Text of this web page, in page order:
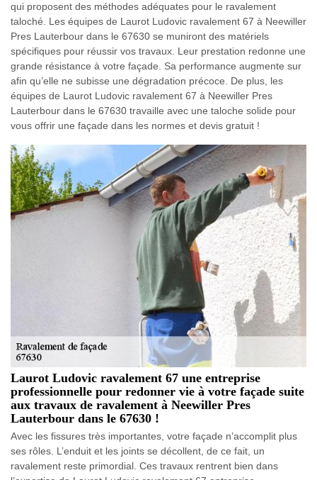
qui proposent des méthodes adéquates pour le ravalement
taloché. Les équipes de Laurot Ludovic ravalement 67 à Neewiller
Pres Lauterbour dans le 67630 se muniront des matériels
spécifiques pour réussir vos travaux. Leur prestation redonne une
grande résistance à votre façade. Sa performance augmente sur
afin qu’elle ne subisse une dégradation précoce. De plus, les
équipes de Laurot Ludovic ravalement 67 à Neewiller Pres
Lauterbour dans le 67630 travaille avec une taloche solide pour
vous offrir une façade dans les normes et devis gratuit !
Laurot Ludovic ravalement 67 une entreprise
professionnelle pour redonner vie à votre façade suite
aux travaux de ravalement à Neewiller Pres
Lauterbour dans le 67630 !
Avec les fissures très importantes, votre façade n’accomplit plus
ses rôles. L’enduit et les joints se décollent, de ce fait, un
ravalement reste primordial. Ces travaux rentrent bien dans